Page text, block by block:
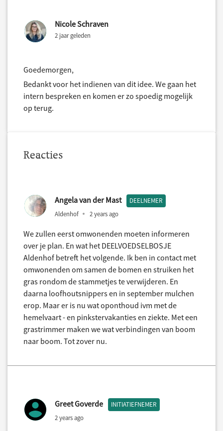
Nicole Schraven
2 jaar geleden
Goedemorgen,
Bedankt voor het indienen van dit idee. We gaan het
intern bespreken en komen er zo spoedig mogelijk
op terug.
Reacties
Angela van der Mast DEELNEMER
Aldenhof 2 years ago
We zullen eerst omwonenden moeten informeren
over je plan. En wat het DEELVOEDSELBOSJE
Aldenhof betreft het volgende. Ik ben in contact met
omwonenden om samen de bomen en struiken het
gras rondom de stammetjes te verwijderen. En
daarna loofhoutsnippers en in september mulchen
erop. Maar er is nu wat oponthoud ivm met de
hemelvaart - en pinkstervakanties en ziekte. Met een
grastrimmer maken we wat verbindingen van boom
naar boom. Tot zover nu.
Greet Goverde INITIATIEFNEMER
2 years ago